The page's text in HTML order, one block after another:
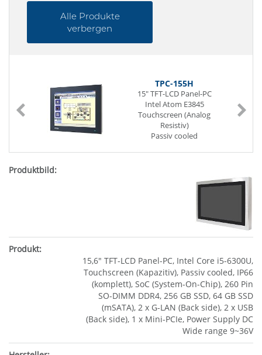
Alle Produkte
verbergen
TPC-155H
15" TFT-LCD Panel-PC
Intel Atom E3845
Touchscreen (Analog
Resistiv)
Passiv cooled
2 x G-LAN (Back side)
Power Supply DC 24V
15,6" TFT-LCD Panel-PC, Intel Core i5-6300U,
Touchscreen (Kapazitiv), Passiv cooled, IP66
(komplett), SoC (System-On-Chip), 260 Pin
SO-DIMM DDR4, 256 GB SSD, 64 GB SSD
(mSATA), 2 x G-LAN (Back side), 2 x USB
(Back side), 1 x Mini-PCIe, Power Supply DC
Wide range 9~36V